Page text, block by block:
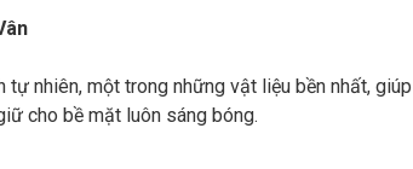
tự nhiên, một trong những vật liệu bền nhất,
cho bề mặt luôn sáng bóng.